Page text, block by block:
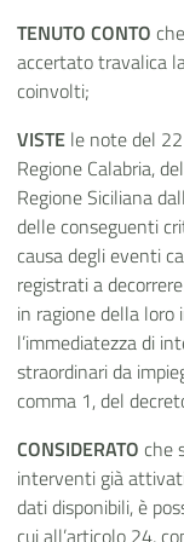
TENUTO CONTO
accertato travalica
coinvolti;
VISTE le note del
Regione Calabria,
Regione Siciliana
delle conseguenti
causa degli eventi
registrati a
in ragione della
l’immediatezza di
straordinari da
comma 1, del
CONSIDERATO che
interventi già
dati disponibili, è
cui all’articolo 24,